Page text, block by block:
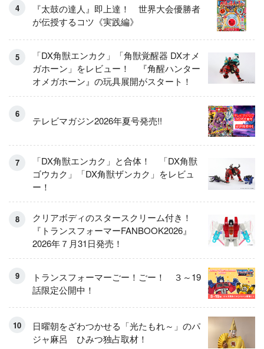
『太鼓の達人』即上達！ 世界大会優勝者
が伝授するコツ《実践編》
「DX角獣エンカク」「角獣覚醒器 DXオメ
ガホーン」をレビュー！ 『角醒ハンター
オメガホーン』の玩具展開がスタート！
テレビマガジン2026年夏号発売!!
「DX角獣エンカク」と合体！ 「DX角獣
ゴウカク」「DX角獣ザンカク」をレビュ
ー！
クリアボディのスタースクリーム付き！
『トランスフォーマーFANBOOK2026』
2026年７月31日発売！
トランスフォーマーごー！ごー！ ３～19
話限定公開中！
日曜朝をざわつかせる「光たもれ～」のパ
ジャ麻呂 ひみつ独占取材！